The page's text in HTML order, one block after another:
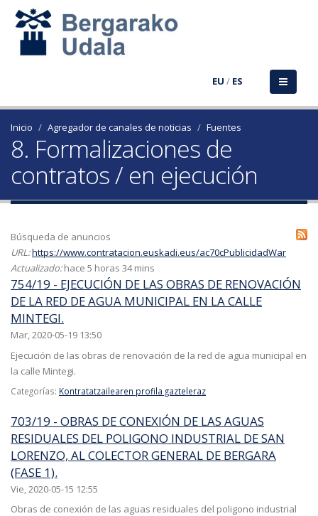
EU / ES
Inicio Agregador de canales de noticias Fuentes
8. Formalizaciones de
contratos / en ejecución
Búsqueda de anuncios
URL:https://www.contratacion.euskadi.eus/ac70cPublicidadWar
Actualizado:hace 5 horas 34 mins
754/19 - EJECUCIÓN DE LAS OBRAS DE RENOVACIÓN
DE LA RED DE AGUA MUNICIPAL EN LA CALLE
MINTEGI.
Mar, 2020-05-19 13:50
Ejecución de las obras de renovación de la red de agua municipal en
la calle Mintegi.
Categorías: Kontratatzailearen profila gazteleraz
703/19 - OBRAS DE CONEXIÓN DE LAS AGUAS
RESIDUALES DEL POLIGONO INDUSTRIAL DE SAN
LORENZO, AL COLECTOR GENERAL DE BERGARA
(FASE 1).
Vie, 2020-05-15 12:55
Obras de conexión de las aguas residuales del poligono industrial